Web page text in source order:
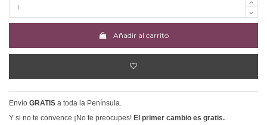
Añadir al carrito
Envío GRATIS a toda la Península.
Y si no te convence ¡No te preocupes! El primer cambio es gratis.